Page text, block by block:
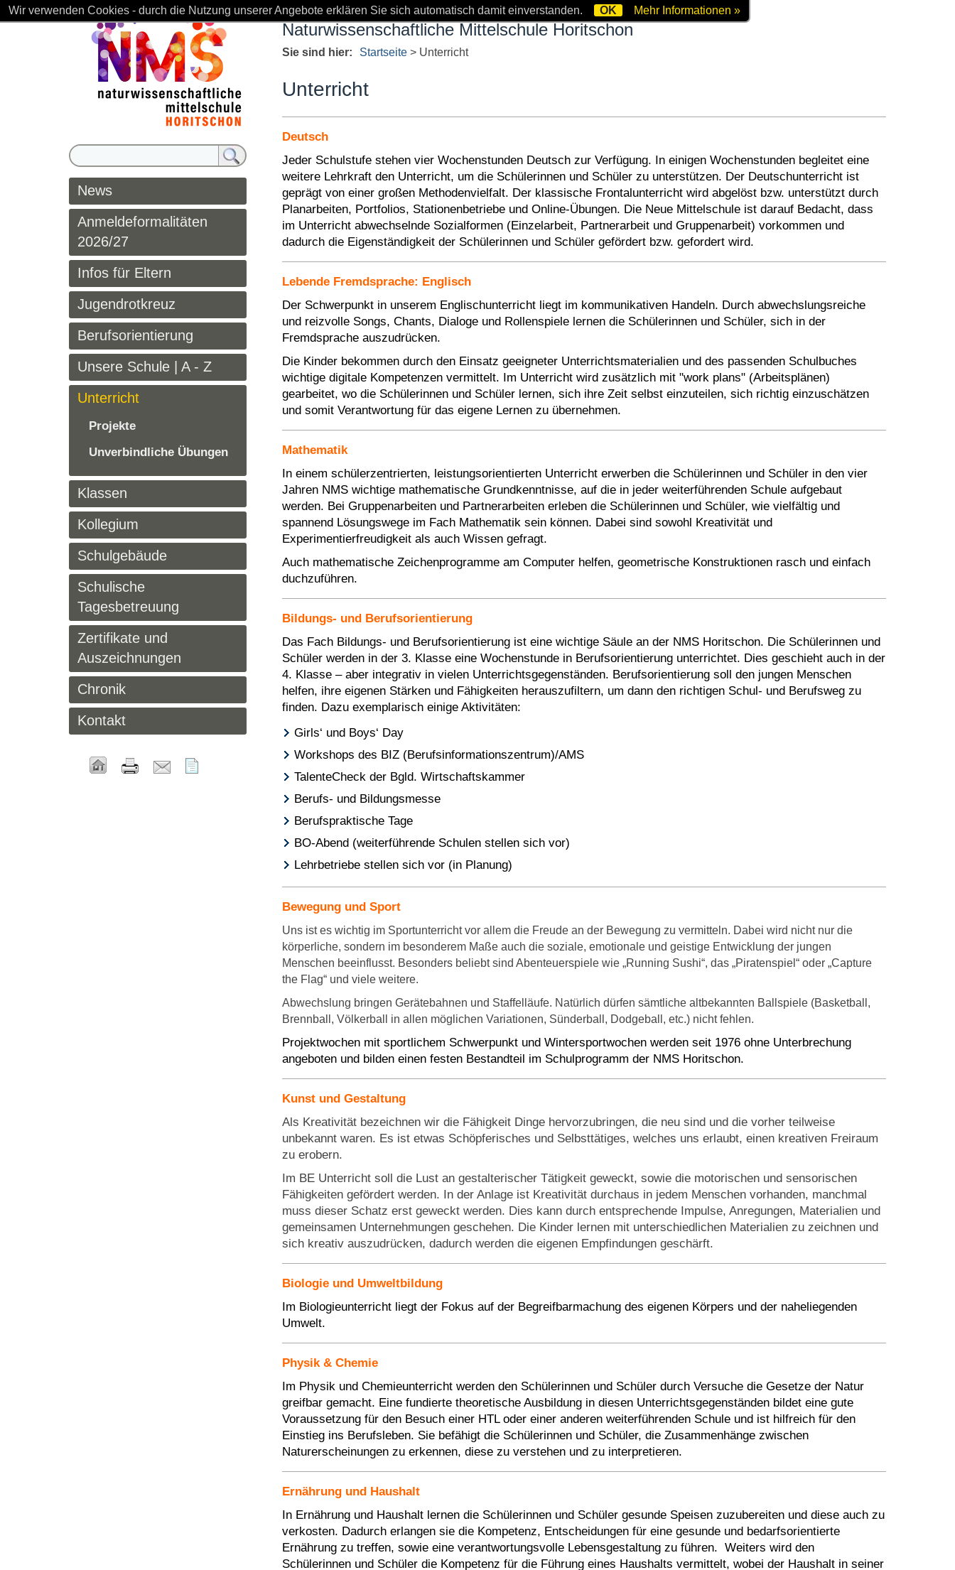
Naturwissenschaftliche Mittelschule Horitschon
Sie sind hier: Startseite > Unterricht
Unterricht
Deutsch
Jeder Schulstufe stehen vier Wochenstunden Deutsch zur Verfügung. In einigen Wochenstunden begleitet eine
weitere Lehrkraft den Unterricht, um die Schülerinnen und Schüler zu unterstützen. Der Deutschunterricht ist
geprägt von einer großen Methodenvielfalt. Der klassische Frontalunterricht wird abgelöst bzw. unterstützt durch
Planarbeiten, Portfolios, Stationenbetriebe und Online-Übungen. Die Neue Mittelschule ist darauf Bedacht, dass
im Unterricht abwechselnde Sozialformen (Einzelarbeit, Partnerarbeit und Gruppenarbeit) vorkommen und
dadurch die Eigenständigkeit der Schülerinnen und Schüler gefördert bzw. gefordert wird.
Lebende Fremdsprache: Englisch
Der Schwerpunkt in unserem Englischunterricht liegt im kommunikativen Handeln. Durch abwechslungsreiche
und reizvolle Songs, Chants, Dialoge und Rollenspiele lernen die Schülerinnen und Schüler, sich in der
Fremdsprache auszudrücken.
Die Kinder bekommen durch den Einsatz geeigneter Unterrichtsmaterialien und des passenden Schulbuches
wichtige digitale Kompetenzen vermittelt. Im Unterricht wird zusätzlich mit "work plans" (Arbeitsplänen)
gearbeitet, wo die Schülerinnen und Schüler lernen, sich ihre Zeit selbst einzuteilen, sich richtig einzuschätzen
und somit Verantwortung für das eigene Lernen zu übernehmen.
Mathematik
In einem schülerzentrierten, leistungsorientierten Unterricht erwerben die Schülerinnen und Schüler in den vier
Jahren NMS wichtige mathematische Grundkenntnisse, auf die in jeder weiterführenden Schule aufgebaut
werden. Bei Gruppenarbeiten und Partnerarbeiten erleben die Schülerinnen und Schüler, wie vielfältig und
spannend Lösungswege im Fach Mathematik sein können. Dabei sind sowohl Kreativität und
Experimentierfreudigkeit als auch Wissen gefragt.
Auch mathematische Zeichenprogramme am Computer helfen, geometrische Konstruktionen rasch und einfach
duchzuführen.
Bildungs- und Berufsorientierung
Das Fach Bildungs- und Berufsorientierung ist eine wichtige Säule an der NMS Horitschon. Die Schülerinnen und
Schüler werden in der 3. Klasse eine Wochenstunde in Berufsorientierung unterrichtet. Dies geschieht auch in der
4. Klasse – aber integrativ in vielen Unterrichtsgegenständen. Berufsorientierung soll den jungen Menschen
helfen, ihre eigenen Stärken und Fähigkeiten herauszufiltern, um dann den richtigen Schul- und Berufsweg zu
finden. Dazu exemplarisch einige Aktivitäten:
Girls‘ und Boys‘ Day
Workshops des BIZ (Berufsinformationszentrum)/AMS
TalenteCheck der Bgld. Wirtschaftskammer
Berufs- und Bildungsmesse
Berufspraktische Tage
BO-Abend (weiterführende Schulen stellen sich vor)
Lehrbetriebe stellen sich vor (in Planung)
Bewegung und Sport
Uns ist es wichtig im Sportunterricht vor allem die Freude an der Bewegung zu vermitteln. Dabei wird nicht nur die
körperliche, sondern im besonderem Maße auch die soziale, emotionale und geistige Entwicklung der jungen
Menschen beeinflusst. Besonders beliebt sind Abenteuerspiele wie „Running Sushi“, das „Piratenspiel“ oder „Capture
the Flag“ und viele weitere.
Abwechslung bringen Gerätebahnen und Staffelläufe. Natürlich dürfen sämtliche altbekannten Ballspiele (Basketball,
Brennball, Völkerball in allen möglichen Variationen, Sünderball, Dodgeball, etc.) nicht fehlen.
Projektwochen mit sportlichem Schwerpunkt und Wintersportwochen werden seit 1976 ohne Unterbrechung
angeboten und bilden einen festen Bestandteil im Schulprogramm der NMS Horitschon.
Kunst und Gestaltung
Als Kreativität bezeichnen wir die Fähigkeit Dinge hervorzubringen, die neu sind und die vorher teilweise
unbekannt waren. Es ist etwas Schöpferisches und Selbsttätiges, welches uns erlaubt, einen kreativen Freiraum
zu erobern.
Im BE Unterricht soll die Lust an gestalterischer Tätigkeit geweckt, sowie die motorischen und sensorischen
Fähigkeiten gefördert werden. In der Anlage ist Kreativität durchaus in jedem Menschen vorhanden, manchmal
muss dieser Schatz erst geweckt werden. Dies kann durch entsprechende Impulse, Anregungen, Materialien und
gemeinsamen Unternehmungen geschehen. Die Kinder lernen mit unterschiedlichen Materialien zu zeichnen und
sich kreativ auszudrücken, dadurch werden die eigenen Empfindungen geschärft.
Biologie und Umweltbildung
Im Biologieunterricht liegt der Fokus auf der Begreifbarmachung des eigenen Körpers und der naheliegenden
Umwelt.
Physik & Chemie
Im Physik und Chemieunterricht werden den Schülerinnen und Schüler durch Versuche die Gesetze der Natur
greifbar gemacht. Eine fundierte theoretische Ausbildung in diesen Unterrichtsgegenständen bildet eine gute
Voraussetzung für den Besuch einer HTL oder einer anderen weiterführenden Schule und ist hilfreich für den
Einstieg ins Berufsleben. Sie befähigt die Schülerinnen und Schüler, die Zusammenhänge zwischen
Naturerscheinungen zu erkennen, diese zu verstehen und zu interpretieren.
Ernährung und Haushalt
In Ernährung und Haushalt lernen die Schülerinnen und Schüler gesunde Speisen zuzubereiten und diese auch zu
verkosten. Dadurch erlangen sie die Kompetenz, Entscheidungen für eine gesunde und bedarfsorientierte
Ernährung zu treffen, sowie eine verantwortungsvolle Lebensgestaltung zu führen. Weiters wird den
Schülerinnen und Schüler die Kompetenz für die Führung eines Haushalts vermittelt, wobei der Haushalt in seiner
News
Anmeldeformalitäten
2026/27
Infos für Eltern
Jugendrotkreuz
Berufsorientierung
Unsere Schule | A - Z
Unterricht
Projekte
Unverbindliche Übungen
Klassen
Kollegium
Schulgebäude
Schulische
Tagesbetreuung
Zertifikate und
Auszeichnungen
Chronik
Kontakt
Wir verwenden Cookies - durch die Nutzung unserer Angebote erklären Sie sich automatisch damit einverstanden. OK Mehr Informationen »